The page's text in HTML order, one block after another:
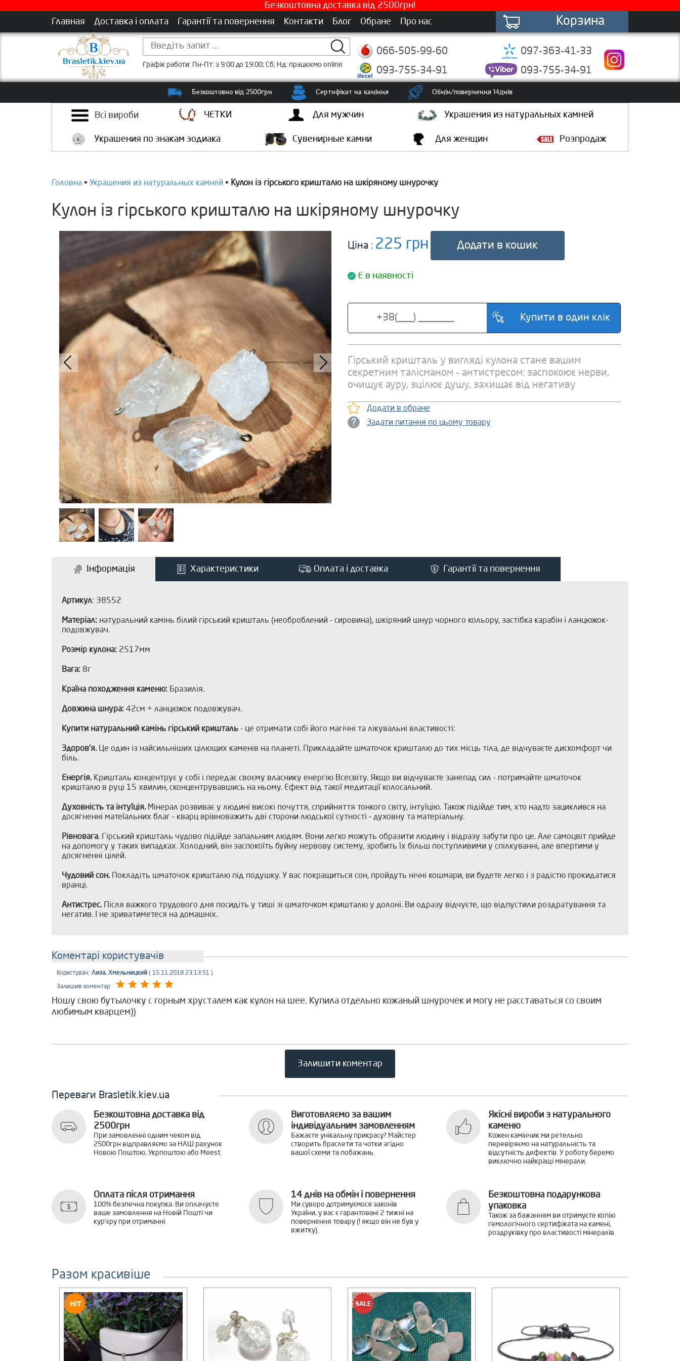
Безкоштовна доставка від 2500грн!
Главная
Доставка і оплата Гарантії та повернення Контакти Блог Обране Про нас Корзина
Графік работи: Пн-Пт: з 9:00 до 19:00; Сб, Нд: працюємо online
066-505-99-60
097-363-41-33
093-755-34-91
093-755-34-91
Безкоштовно від 2500грн Сертифікат на каміння Обмін/повернення 14днів
Всі вироби ЧЕТКИ Для мужчин Украшения из натуральных камней
Украшения по знакам зодиака Сувенирные камни Для женщин Розпродаж
Головна • Украшения из натуральных камней • Кулон із гірського кришталю на шкіряному шнурочку
Кулон із гірського кришталю на шкіряному шнурочку
Ціна : 225 грн Додати в кошик
Є в наявності
Гірський кришталь у вигляді кулона стане вашим
секретним талісманом - антистресом: заспокоює нерви,
очищує ауру, зцілює душу, захищає від негативу
Додати в обране
Задати питання по цьому товару
Інформація Характеристики Оплата і доставка Гарантії та повернення
Артикул: 38552
Матеріал: натуральний камінь білий гірський кришталь (необроблений - сировина), шкіряний шнур чорного кольору, застібка карабін і ланцюжок-
подовжувач.
Розмір кулона: 2517мм
Вага: 8г
Країна походження каменю: Бразилія.
Довжина шнура: 42см + ланцюжок подовжувач.
Купити натуральний камінь гірський кришталь - це отримати собі його магічні та лікувальні властивості:
Здоров'я. Це один із найсильніших цілющих каменів на планеті. Прикладайте шматочок кришталю до тих місць тіла, де відчуваєте дискомфорт чи
біль.
Енергія. Кришталь концентрує у собі і передає своєму власнику енергію Всесвіту. Якщо ви відчуваєте занепад сил - потримайте шматочок
кришталю в руці 15 хвилин, сконцентрувавшись на ньому. Ефект від такої медитації колосальний.
Духовність та інтуїція. Мінерал розвиває у людині високі почуття, сприйняття тонкого світу, інтуїцію. Також підійде тим, хто надто зациклився на
досягненні матеїальних благ – кварц врівноважить дві сторони людської сутності – духовну та матеріальну.
Рівновага. Гірський кришталь чудово підійде запальним людям. Вони легко можуть образити людину і відразу забути про це. Але самоцвіт прийде
на допомогу у таких випадках. Холодний, він заспокоїть буйну нервову систему, зробить їх більш поступливими у спілкуванні, але впертими у
досягненні цілей.
Чудовий сон. Покладіть шматочок кришталю під подушку. У вас покращиться сон, пройдуть нічні кошмари, ви будете легко і з радістю прокидатися
вранці.
Антистрес. Після важкого трудового дня посидіть у тиші зі шматочком кришталю у долоні. Ви одразу відчуєте, що відпустили роздратування та
негатив. І не зриватиметеся на домашніх.
Коментарі користувачів
Користувач: Лиза, Хмельницкий ( 15.11.2018 23:13:51 )
Залишив коментар:
Ношу свою бутылочку с горным хрусталем как кулон на шее. Купила отдельно кожаный шнурочек и могу не расставаться со своим
любимым кварцем))
Залишити коментар
Переваги Brasletik.kiev.ua
Безкоштовна доставка від
2500грн
При замовленні одним чеком від
2500грн відправляємо за НАШ рахунок
Новою Поштою, Укрпоштою або Meest.
Виготовляємо за вашим
індивідуальним замовленням
Бажаєте унікальну прикрасу? Майстер
створить браслети та чотки згідно
вашої схеми та побажань.
Якісні вироби з натурального
каменю
Кожен камінчик ми ретельно
перевіряємо на натуральність та
відсутність дефектів. У роботу беремо
виключно найкращі мінерали.
Оплата після отримання
100% безпечна покупка. Ви оплачуєте
ваше замовлення на Новій Пошті чи
кур'єру при отриманні.
14 днів на обмін і повернення
Ми суворо дотримуємося законів
України, у вас є гарантовані 2 тижні на
повернення товару (! якщо він не був у
вжитку).
Безкоштовна подарункова
упаковка
Також за бажанням ви отримуєте копію
гемологічного сертифіката на камені,
роздруківку про властивості мінералів.
Разом красивіше